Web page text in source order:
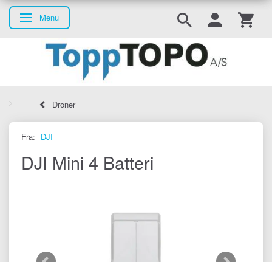
Skifte navigation
Menu
Droner
Fra: DJI
DJI Mini 4 Batteri